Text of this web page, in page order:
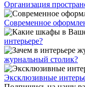
Организация
Современное
интерьере?
журнальный столик?
Эксклюзивные